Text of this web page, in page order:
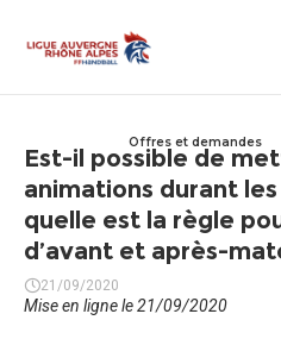
Offres et demandes
Est-il possible de
animations durant
quelle est la règle
d’avant et après-
21/09/2020
Mise en ligne le 21/09/2020